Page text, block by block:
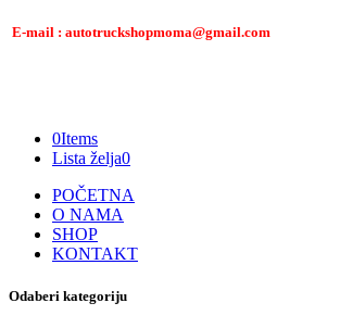
E-mail : autotruckshopmoma@gmail.com
0Items
Lista želja0
POČETNA
O NAMA
SHOP
KONTAKT
Odaberi kategoriju